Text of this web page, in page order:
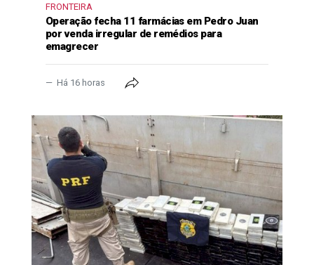
FRONTEIRA
Operação fecha 11 farmácias em Pedro Juan
por venda irregular de remédios para
emagrecer
Há 16 horas